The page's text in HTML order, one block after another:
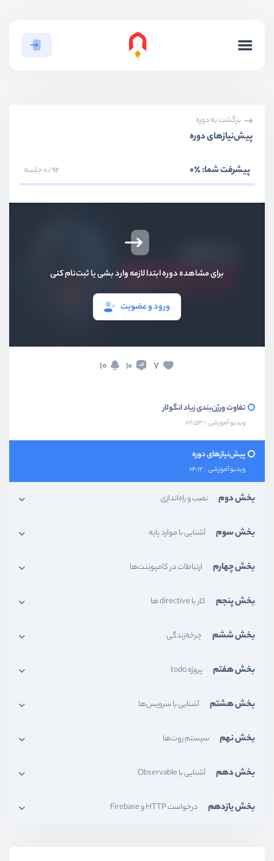
برگشت به دوره
پیش‌نیاز‌های دوره
پیشرفت شما:٪0 0/92 جلسه
برای مشاهده دوره ابتدا لازمه وارد بشی یا ثبت‌نام کنی
ورود و عضویت
7
10
10
تفاوت ورژن‌بندی زیاد انگولار
ویدیو آموزشی 07:53
پیش‌نیاز‌های دوره
ویدیو آموزشی 04:12
بخش دوم نصب و راه‌اندازی
بخش سوم آشنایی با موارد پایه
بخش چهارم ارتباطات در کامپونِنت‌ها
بخش پنجم کار با directive ها
بخش ششم چرخه‌زندگی
بخش هفتم پروژه todo
بخش هشتم آشنایی با سرویس‌ها
بخش نهم سیستم‌ روت‌ها
بخش دهم آشنایی با Observable
بخش یازدهم درخواست HTTP و Firebase